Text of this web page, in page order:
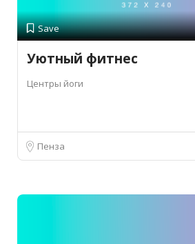
Save
Уютный фитнес
Центры йоги
Пенза